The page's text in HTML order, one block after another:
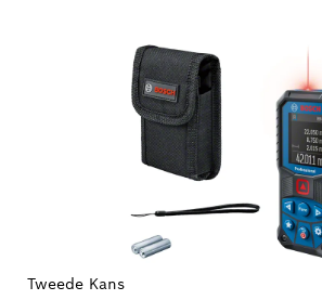
Tweede Kans